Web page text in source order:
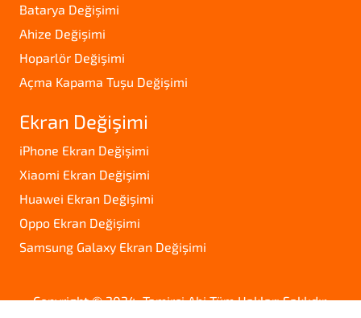
Batarya Değişimi
Ahize Değişimi
Hoparlör Değişimi
Açma Kapama Tuşu Değişimi
Ekran Değişimi
iPhone Ekran Değişimi
Xiaomi Ekran Değişimi
Huawei Ekran Değişimi
Oppo Ekran Değişimi
Samsung Galaxy Ekran Değişimi
Copyright © 2024. Tamirci Abi Tüm Hakları Saklıdır.